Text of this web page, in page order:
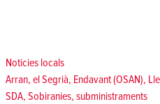
Posted in
Noticies locals
Tags:
Arran, el Segrià, Endavant (OSAN),
SDA, Sobiranies, subministraments